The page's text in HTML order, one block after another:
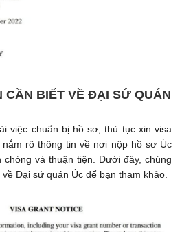
CẦN BIẾT VỀ ĐẠI SỨ QUÁN
việc chuẩn bị hồ sơ, thủ tục xin visa
rõ thông tin về nơi nộp hồ sơ Úc
và thuận tiện. Dưới đây, chúng
Đại sứ quán Úc để bạn tham khảo.